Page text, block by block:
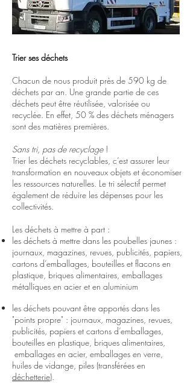
Trier ses déchets
Chacun de nous produit près de 590 kg de
déchets par an. Une grande partie de ces
déchets peut être réutilisée, valorisée ou
recyclée. En effet, 50 % des déchets ménagers
sont des matières premières.
Sans tri, pas de recyclage!
Trier les déchets recyclables, c’est assurer leur
transformation en nouveaux objets et économiser
les ressources naturelles. Le tri sélectif permet
également de réduire les dépenses pour les
collectivités.
Les déchets à mettre à part :
les déchets à mettre dans les poubelles jaunes :
journaux, magazines, revues, publicités, papiers,
cartons d’emballages, bouteilles et flacons en
plastique, briques alimentaires, emballages
métalliques en acier et en aluminium
les déchets pouvant être apportés dans les
"points propre" : journaux, magazines, revues,
publicités, papiers et cartons d’emballages,
bouteilles en plastique, briques alimentaires,
emballages en acier, emballages en verre,
huiles de vidange, piles (transférées en
déchetterie).